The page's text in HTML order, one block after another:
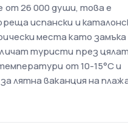
от 26 000 души, това е
испански и
места като замъка
туристи през
от 10-15°C и
лятна ваканция на